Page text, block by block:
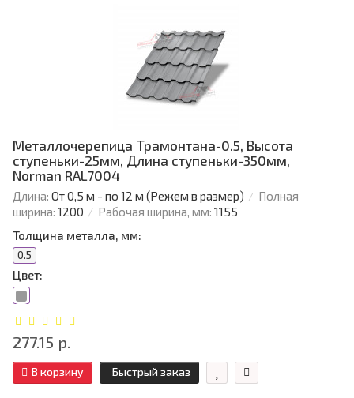
Металлочерепица Трамонтана-0.5, Высота
ступеньки-25мм, Длина ступеньки-350мм,
Norman RAL7004
Длина: От 0,5 м - по 12 м (Режем в размер)
Полная
ширина: 1200 Рабочая ширина, мм: 1155
Толщина металла, мм:
0.5
Цвет:
277.15 р.
В корзину Быстрый заказ